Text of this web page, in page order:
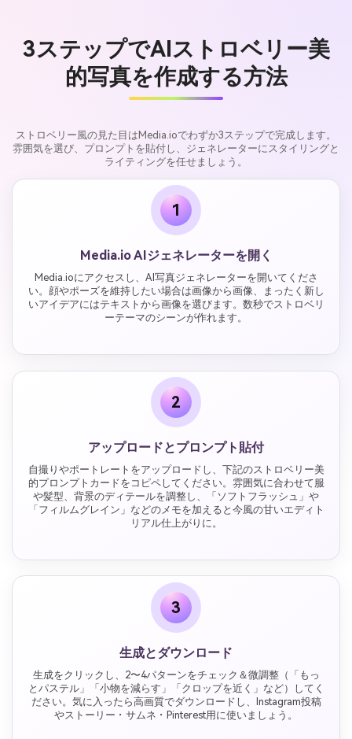
3ステップでAIストロベリー美
的写真を作成する方法
ストロベリー風の見た目はMedia.ioでわずか3ステップで完成します。
雰囲気を選び、プロンプトを貼付し、ジェネレーターにスタイリングと
ライティングを任せましょう。
1
Media.io AIジェネレーターを開く
Media.ioにアクセスし、AI写真ジェネレーターを開いてくださ
い。顔やポーズを維持したい場合は画像から画像、まったく新し
いアイデアにはテキストから画像を選びます。数秒でストロベリ
ーテーマのシーンが作れます。
2
アップロードとプロンプト貼付
自撮りやポートレートをアップロードし、下記のストロベリー美
的プロンプトカードをコピペしてください。雰囲気に合わせて服
や髪型、背景のディテールを調整し、「ソフトフラッシュ」や
「フィルムグレイン」などのメモを加えると今風の甘いエディト
リアル仕上がりに。
3
生成とダウンロード
生成をクリックし、2〜4パターンをチェック＆微調整（「もっ
とパステル」「小物を減らす」「クロップを近く」など）してく
ださい。気に入ったら高画質でダウンロードし、Instagram投稿
やストーリー・サムネ・Pinterest用に使いましょう。